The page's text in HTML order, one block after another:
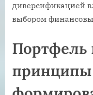
диверсификацией
выбором
Портфель
принципы